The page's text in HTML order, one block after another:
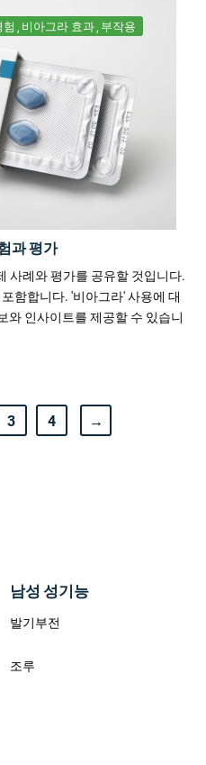
험 비아그라 효과 부작용
과 평가
사례와 평가를 공유할 것입니다.
함합니다. '비아그라' 사용에 대
와 인사이트를 제공할 수 있습니
3 4 →
남성 성기능
발기부전
조루